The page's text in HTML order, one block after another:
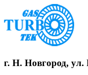
г. Н. Новгород, ул.